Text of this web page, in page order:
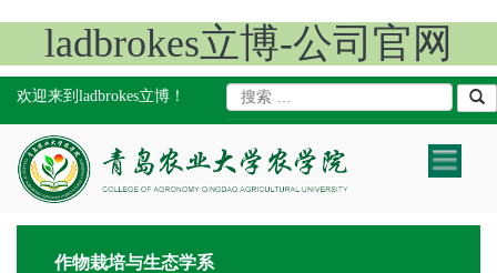
ladbrokes立博-公司官网
欢迎来到ladbrokes立博！
Toggle
作物栽培与生态学系